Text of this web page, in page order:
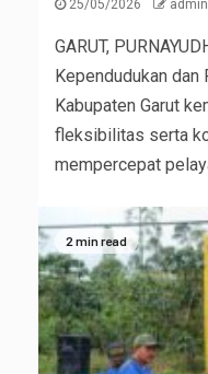
25/05/2026 admin
GARUT,
Kependudukan
Kabupaten Garut
fleksibilitas serta
mempercepat
2 min read